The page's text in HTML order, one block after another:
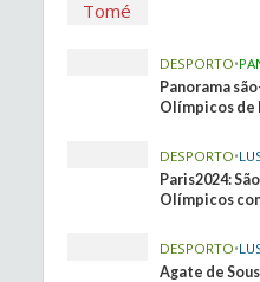
DESPORTO•
Panorama
Olímpicos de
DESPORTO•
Paris2024:
Olímpicos
DESPORTO•
Agate de